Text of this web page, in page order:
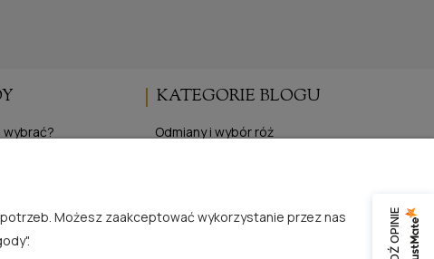
wybrać?
róż
KATEGORIE BLOGU
Odmiany i wybór róż
Publikacje i media o RosaĆwik
Możesz zaakceptować wykorzystanie przez nas